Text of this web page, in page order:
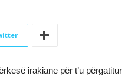
irakiane për t’u përgatitur